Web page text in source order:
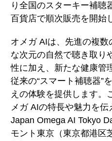
り全国のスターキー補聴
百貨店で順次販売を開始
オメガ AIは、先進の複
な次元の自然で聴き取り
性に加え、新たな健康管
従来の“スマート補聴器”
えの体験を提供します。
メガ AIの特長や魅力を
Japan Omega AI Tokyo
モント東京（東京都港区